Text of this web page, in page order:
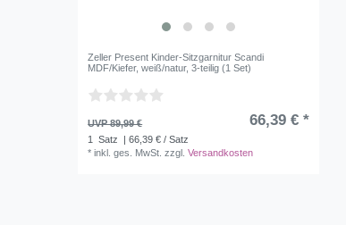
Zeller Present Kinder-Sitzgarnitur Scandi
MDF/Kiefer, weiß/natur, 3-teilig (1 Set)
UVP 89,99 € 66,39 € *
1 Satz
| 66,39 € / Satz
*inkl. ges. MwSt. zzgl.Versandkosten